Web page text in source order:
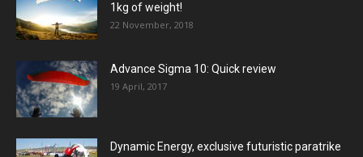
1kg of weight!
22 November, 2018
Advance Sigma 10: Quick review
19 April, 2017
Dynamic Energy, exclusive futuristic paratrike